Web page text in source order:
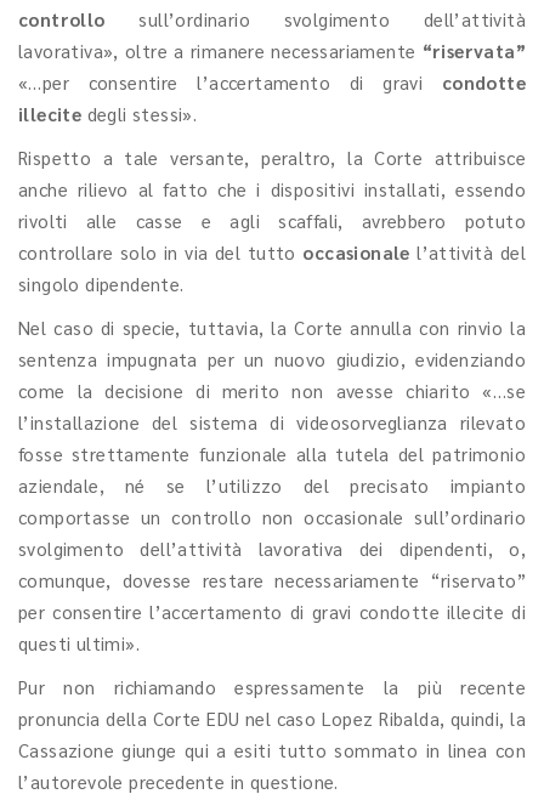
controllo sull’ordinario svolgimento dell’attività
lavorativa», oltre a rimanere necessariamente “riservata”
«…per consentire l’accertamento di gravi condotte
illecite degli stessi».
Rispetto a tale versante, peraltro, la Corte attribuisce
anche rilievo al fatto che i dispositivi installati, essendo
rivolti alle casse e agli scaffali, avrebbero potuto
controllare solo in via del tutto occasionale l’attività del
singolo dipendente.
Nel caso di specie, tuttavia, la Corte annulla con rinvio la
sentenza impugnata per un nuovo giudizio, evidenziando
come la decisione di merito non avesse chiarito «…se
l’installazione del sistema di videosorveglianza rilevato
fosse strettamente funzionale alla tutela del patrimonio
aziendale, né se l’utilizzo del precisato impianto
comportasse un controllo non occasionale sull’ordinario
svolgimento dell’attività lavorativa dei dipendenti, o,
comunque, dovesse restare necessariamente “riservato”
per consentire l’accertamento di gravi condotte illecite di
questi ultimi».
Pur non richiamando espressamente la più recente
pronuncia della Corte EDU nel caso Lopez Ribalda, quindi, la
Cassazione giunge qui a esiti tutto sommato in linea con
l’autorevole precedente in questione.